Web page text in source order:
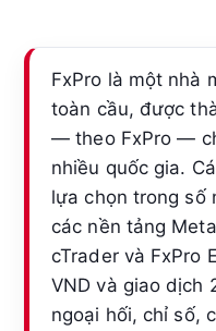
FxPro là một nhà
toàn cầu, được
— theo FxPro —
nhiều quốc gia.
lựa chọn trong số
các nền tảng
cTrader và FxPro
VND và giao dịch
ngoại hối, chỉ số,